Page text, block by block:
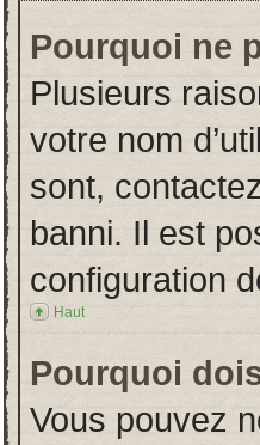
Pourquoi ne
Plusieurs
votre nom
sont,
banni. Il est
configuration
Haut
Pourquoi
Vous pouvez